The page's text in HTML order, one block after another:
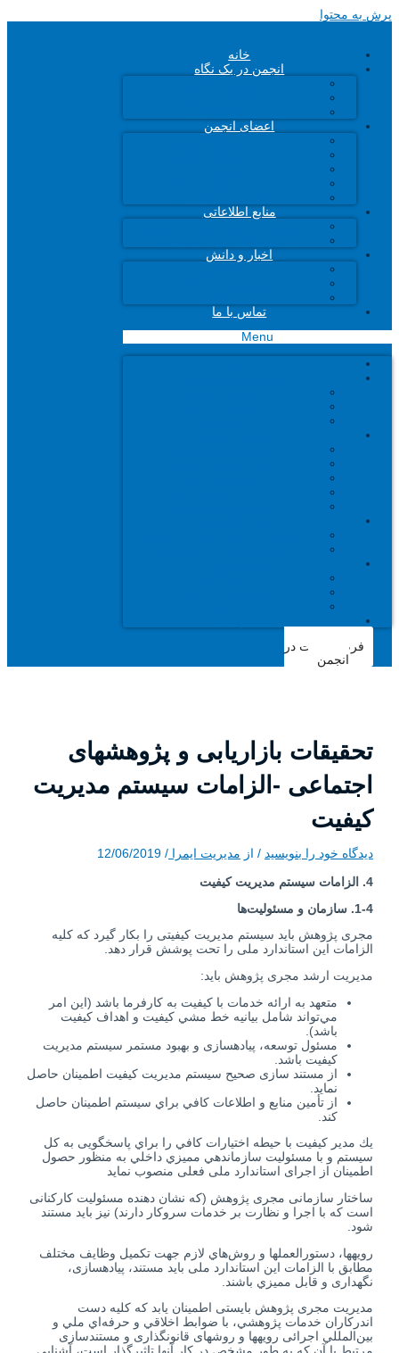
پرش به محتوا
خانه
انجمن در یک نگاه
اعضای انجمن
منابع اطلاعاتی
اخبار و دانش
تماس با ما
Menu
فرم عضویت در
انجمن
تحقیقات بازاریابی و پژوهشهای
اجتماعی -الزامات سيستم مديريت
كيفيت
دیدگاه‌ خود را بنویسید / از مدیریت ایمرا/
12/06/2019
4
. الزامات سيستم مديريت كيفيت
1-4
.سازمان و مسئوليت‌ها
مجری پژوهش بايد سيستم مديريت كيفيتی را بكار گيرد كه کلیه
الزامات اين استاندارد ملی را تحت پوشش ‌قرار دهد.
مديريت ارشد مجری پژوهش بايد:
متعهد به ارائه خدمات با كيفيت به کارفرما باشد (اين امر
مي‌تواند شامل بيانيه خط مشي کیفیت و اهداف كيفيت
باشد).
مسئول توسعه، پیاده­سازی و بهبود مستمر سيستم مديريت
كيفيت باشد.
از مستند سازی صحیح سيستم مديريت كيفيت اطمينان حاصل
نماید.
از تأمين منابع و اطلاعات كافي براي سيستم اطمينان حاصل
کند.
يك مدير كيفيت با حیطه اختيارات كافي را براي پاسخگویی به كل
سيستم و با مسئولیت سازماندهي مميزي داخلي به منظور حصول
اطمينان از اجرای استاندارد ملی فعلی منصوب نماید
ساختار سازمانی مجری پژوهش (که نشان دهنده مسئوليت كاركنانی
است که با اجرا و نظارت بر خدمات سروکار دارند) نیز باید مستند
شود.
رویه­ها، دستورالعمل­ها و روش‌هاي لازم جهت تكميل وظايف مختلف
مطابق با الزامات اين استاندارد ملی باید مستند، پیاده­سازی،
نگهداری و قابل مميزي باشند.
مديريت مجری پژوهش بايستی اطمينان یابد كه کلیه دست
اندرکاران خدمات پژوهشي، با ضوابط اخلاقي و حرفه‌اي ملي و
بين‌المللي اجرائی رویه­ها و روش­های قانون­گذاری و مستندسازی